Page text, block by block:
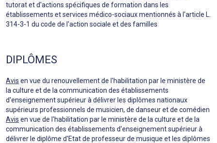
tutorat et d'actions spécifiques de formation dans les
établissements et services médico-sociaux mentionnés à l'article L.
314-3-1 du code de l'action sociale et des familles
DIPLÔMES
Avis en vue du renouvellement de l'habilitation par le ministère de
la culture et de la communication des établissements
d'enseignement supérieur à délivrer les diplômes nationaux
supérieurs professionnels de musicien, de danseur et de comédien
Avis en vue de l'habilitation par le ministère de la culture et de la
communication des établissements d'enseignement supérieur à
délivrer le diplôme d'Etat de professeur de musique et les diplômes